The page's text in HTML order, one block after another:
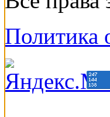
Политика